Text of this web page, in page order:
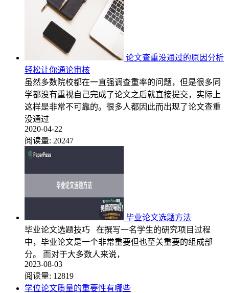
论文查重没通过的原因分析
轻松让你通论审核
虽然多数院校都在一直强调查重率的问题，但是很多同
学都没有重视自己完成了论文之后就直接提交，实际上
这样是非常不可靠的。很多人都因此而出现了论文查重
没通过
2020-04-22
阅读量: 20247
毕业论文选题方法
毕业论文选题技巧 在撰写一名学生的研究项目过程
中，毕业论文是一个非常重要但也至关重要的组成部
分。 而对于大多数人来说，
2023-08-03
阅读量: 12819
学位论文质量的重要性有哪些